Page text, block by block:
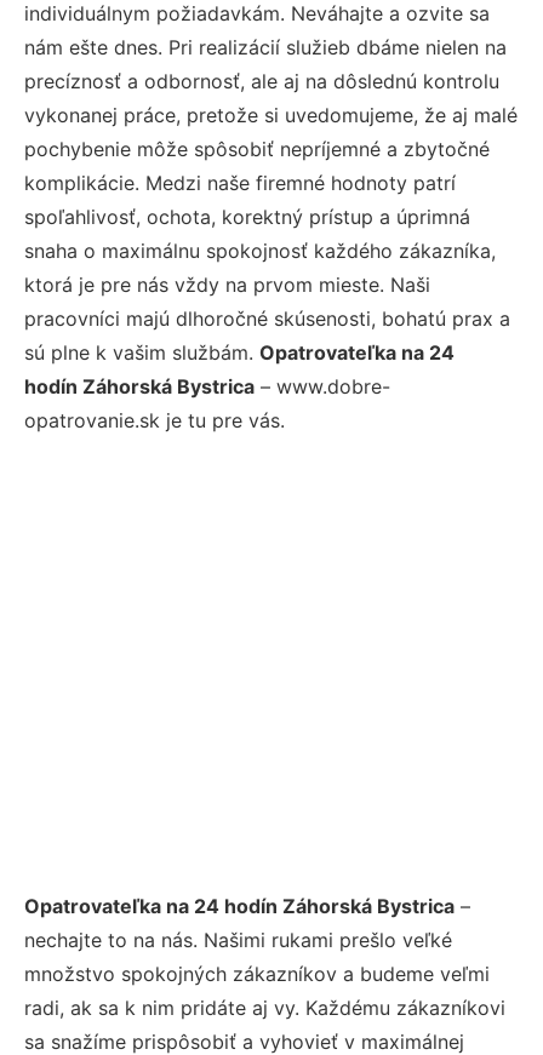
individuálnym požiadavkám. Neváhajte a ozvite sa
nám ešte dnes. Pri realizácií služieb dbáme nielen na
precíznosť a odbornosť, ale aj na dôslednú kontrolu
vykonanej práce, pretože si uvedomujeme, že aj malé
pochybenie môže spôsobiť nepríjemné a zbytočné
komplikácie. Medzi naše firemné hodnoty patrí
spoľahlivosť, ochota, korektný prístup a úprimná
snaha o maximálnu spokojnosť každého zákazníka,
ktorá je pre nás vždy na prvom mieste. Naši
pracovníci majú dlhoročné skúsenosti, bohatú prax a
sú plne k vašim službám. Opatrovateľka na 24
hodín Záhorská Bystrica – www.dobre-
opatrovanie.sk je tu pre vás.
Opatrovateľka na 24 hodín Záhorská Bystrica –
nechajte to na nás. Našimi rukami prešlo veľké
množstvo spokojných zákazníkov a budeme veľmi
radi, ak sa k nim pridáte aj vy. Každému zákazníkovi
sa snažíme prispôsobiť a vyhovieť v maximálnej